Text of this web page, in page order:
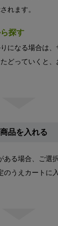
れます。
探す
になる場合は
どっていくと、
品を入れる
ある場合、ご選
のうえカートに